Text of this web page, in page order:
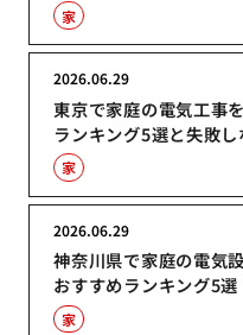
家
東京で家庭の電気工事
ランキング5選と失敗
2026.06.29
家
神奈川県で家庭の電気
おすすめランキング5選
2026.06.29
家